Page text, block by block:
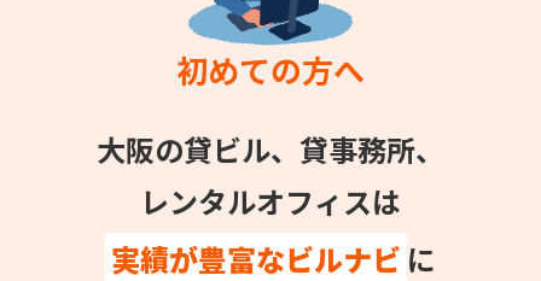
初めての方へ
大阪の貸ビル、貸事務所、
レンタルオフィスは
実績が豊富なビルナビ に